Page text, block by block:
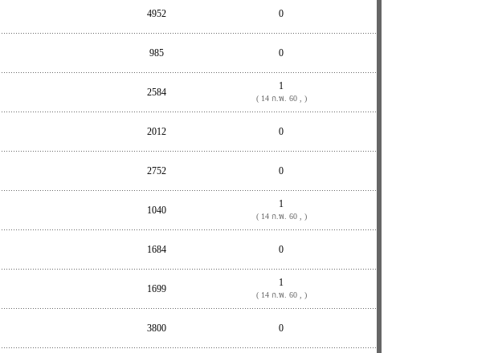
4952 0
985 0
2584
1
( 14 ก.พ. 60 , )
2012 0
2752 0
1040
1
( 14 ก.พ. 60 , )
1684 0
1699
1
( 14 ก.พ. 60 , )
3800 0